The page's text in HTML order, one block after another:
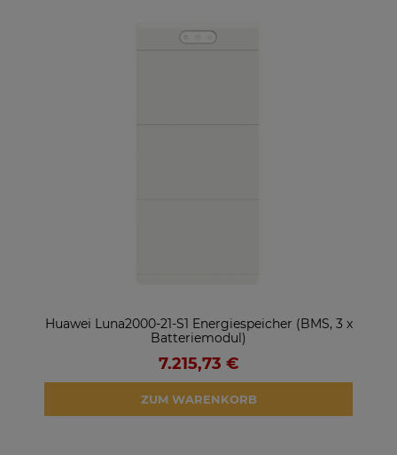
Huawei Luna2000-21-S1 Energiespeicher (BMS, 3 x
Batteriemodul)
7.215,73 €
ZUM WARENKORB